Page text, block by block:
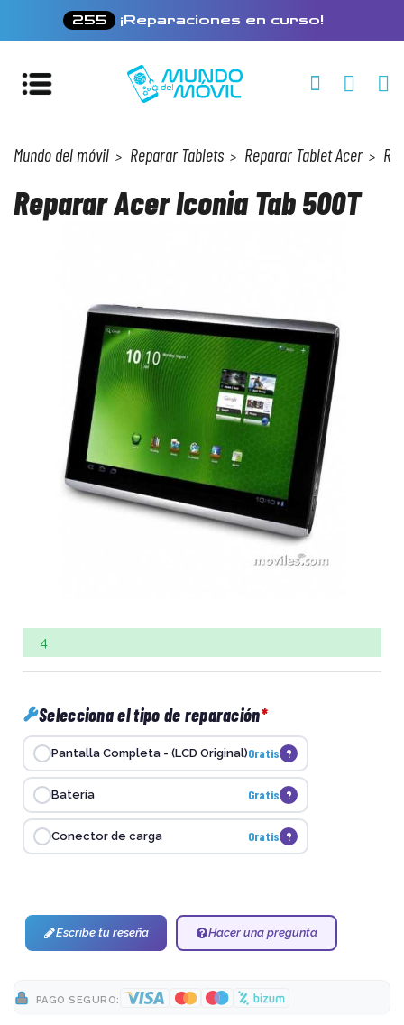
255 ¡Reparaciones en curso!
Mundo del móvil Reparar Tablets Reparar Tablet Acer
Reparar Acer Iconia Tab 500T
4
Selecciona el tipo de reparación
Pantalla Completa - (LCD Original)Gratis ?
Batería Gratis ?
Conector de carga Gratis ?
Escribe tu reseña Hacer una pregunta
PAGO SEGURO: